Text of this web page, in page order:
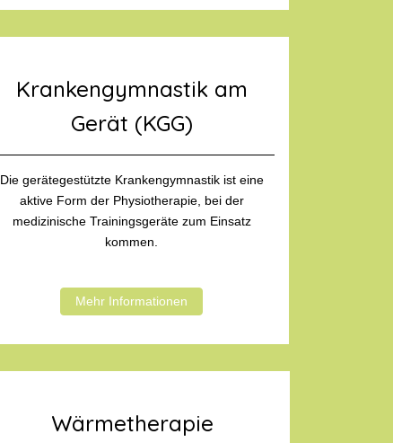
Krankengymnastik am
Gerät (KGG)
Die gerätegestützte Krankengymnastik ist eine
aktive Form der Physiotherapie, bei der
medizinische Trainingsgeräte zum Einsatz
kommen.
Mehr Informationen
Wärmetherapie